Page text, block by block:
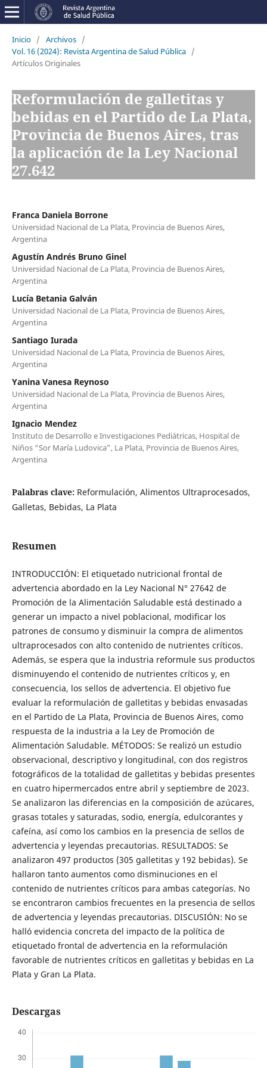
Inicio / Archivos /
Vol. 16 (2024): Revista Argentina de Salud Pública /
Artículos Originales
Reformulación de galletitas y
bebidas en el Partido de La Plata,
Provincia de Buenos Aires, tras
la aplicación de la Ley Nacional
27.642
Franca Daniela Borrone
Universidad Nacional de La Plata, Provincia de Buenos Aires,
Argentina
Agustín Andrés Bruno Ginel
Universidad Nacional de La Plata, Provincia de Buenos Aires,
Argentina
Lucía Betania Galván
Universidad Nacional de La Plata, Provincia de Buenos Aires,
Argentina
Santiago Iurada
Universidad Nacional de La Plata, Provincia de Buenos Aires,
Argentina
Yanina Vanesa Reynoso
Universidad Nacional de La Plata, Provincia de Buenos Aires,
Argentina
Ignacio Mendez
Instituto de Desarrollo e Investigaciones Pediátricas, Hospital de
Niños “Sor María Ludovica”, La Plata, Provincia de Buenos Aires,
Argentina
Palabras clave: Reformulación, Alimentos Ultraprocesados,
Galletas, Bebidas, La Plata
Resumen
INTRODUCCIÓN: El etiquetado nutricional frontal de
advertencia abordado en la Ley Nacional N° 27642 de
Promoción de la Alimentación Saludable está destinado a
generar un impacto a nivel poblacional, modificar los
patrones de consumo y disminuir la compra de alimentos
ultraprocesados con alto contenido de nutrientes críticos.
Además, se espera que la industria reformule sus productos
disminuyendo el contenido de nutrientes críticos y, en
consecuencia, los sellos de advertencia. El objetivo fue
evaluar la reformulación de galletitas y bebidas envasadas
en el Partido de La Plata, Provincia de Buenos Aires, como
respuesta de la industria a la Ley de Promoción de
Alimentación Saludable. MÉTODOS: Se realizó un estudio
observacional, descriptivo y longitudinal, con dos registros
fotográficos de la totalidad de galletitas y bebidas presentes
en cuatro hipermercados entre abril y septiembre de 2023.
Se analizaron las diferencias en la composición de azúcares,
grasas totales y saturadas, sodio, energía, edulcorantes y
cafeína, así como los cambios en la presencia de sellos de
advertencia y leyendas precautorias. RESULTADOS: Se
analizaron 497 productos (305 galletitas y 192 bebidas). Se
hallaron tanto aumentos como disminuciones en el
contenido de nutrientes críticos para ambas categorías. No
se encontraron cambios frecuentes en la presencia de sellos
de advertencia y leyendas precautorias. DISCUSIÓN: No se
halló evidencia concreta del impacto de la política de
etiquetado frontal de advertencia en la reformulación
favorable de nutrientes críticos en galletitas y bebidas en La
Plata y Gran La Plata.
Descargas